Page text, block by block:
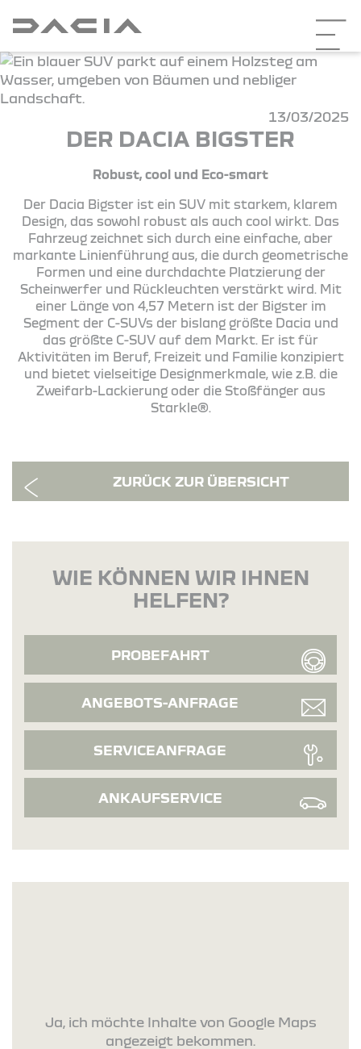
13/03/2025
DER DACIA BIGSTER
Robust, cool und Eco-smart
Der Dacia Bigster ist ein SUV mit starkem, klarem
Design, das sowohl robust als auch cool wirkt. Das
Fahrzeug zeichnet sich durch eine einfache, aber
markante Linienführung aus, die durch geometrische
Formen und eine durchdachte Platzierung der
Scheinwerfer und Rückleuchten verstärkt wird. Mit
einer Länge von 4,57 Metern ist der Bigster im
Segment der C-SUVs der bislang größte Dacia und
das größte C-SUV auf dem Markt. Er ist für
Aktivitäten im Beruf, Freizeit und Familie konzipiert
und bietet vielseitige Designmerkmale, wie z.B. die
Zweifarb-Lackierung oder die Stoßfänger aus
Starkle®.
ZURÜCK ZUR ÜBERSICHT
WIE KÖNNEN WIR IHNEN
HELFEN?
PROBEFAHRT
ANGEBOTS-ANFRAGE
SERVICEANFRAGE
ANKAUFSERVICE
Ja, ich möchte Inhalte von Google Maps
angezeigt bekommen.